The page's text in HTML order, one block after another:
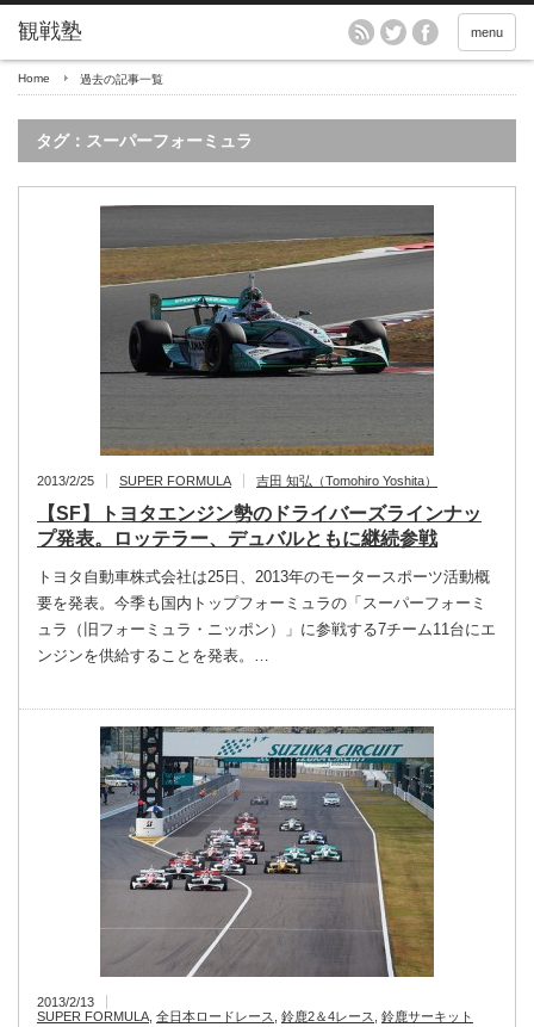
menu
Home 過去の記事一覧
タグ：スーパーフォーミュラ
2013/2/25 SUPER FORMULA 吉田 知弘（Tomohiro Yoshita）
【SF】トヨタエンジン勢のドライバーズラインナッ
プ発表。ロッテラー、デュバルともに継続参戦
トヨタ自動車株式会社は25日、2013年のモータースポーツ活動概
要を発表。今季も国内トップフォーミュラの「スーパーフォーミ
ュラ（旧フォーミュラ・ニッポン）」に参戦する7チーム11台にエ
ンジンを供給することを発表。…
2013/2/13
SUPER FORMULA 全日本ロードレース 鈴鹿2＆4レース
鈴鹿サーキット